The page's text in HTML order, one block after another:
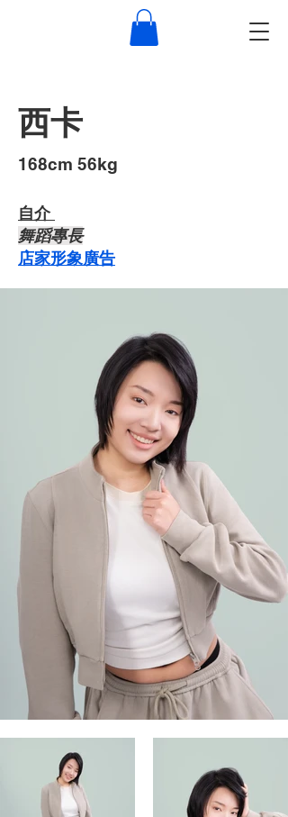
西卡
​168cm 56kg
自介 ​
​舞蹈專長
店家形象廣告